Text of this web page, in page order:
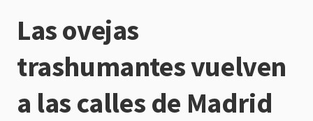
de
navegación
Las ovejas
trashumantes vuelven
a las calles de Madrid